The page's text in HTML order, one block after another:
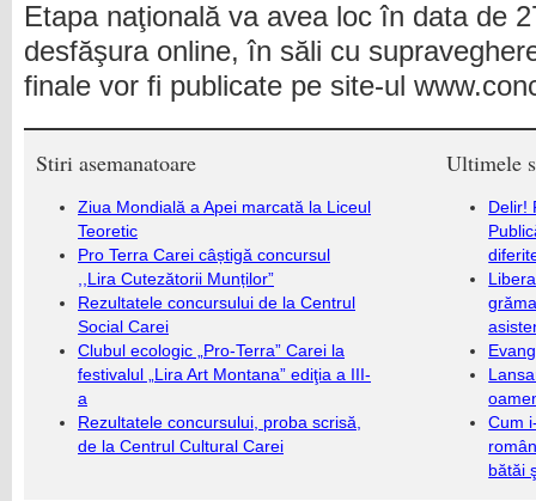
Etapa naţională va avea loc în data de
desfăşura online, în săli cu
finale vor fi publicate pe site-ul
Stiri asemanatoare
Ziua Mondială a Apei marcată la Liceul
Teoretic
Pro Terra Carei câștigă concursul
,,Lira Cutezătorii Munților”
Rezultatele concursului de la Centrul
Social Carei
Clubul ecologic „Pro-Terra” Carei la
festivalul „Lira Art Montana” ediţia a III-
a
Rezultatele concursului, proba scrisă,
de la Centrul Cultural Carei
Ultimele
Delir!
Cum
bătăi